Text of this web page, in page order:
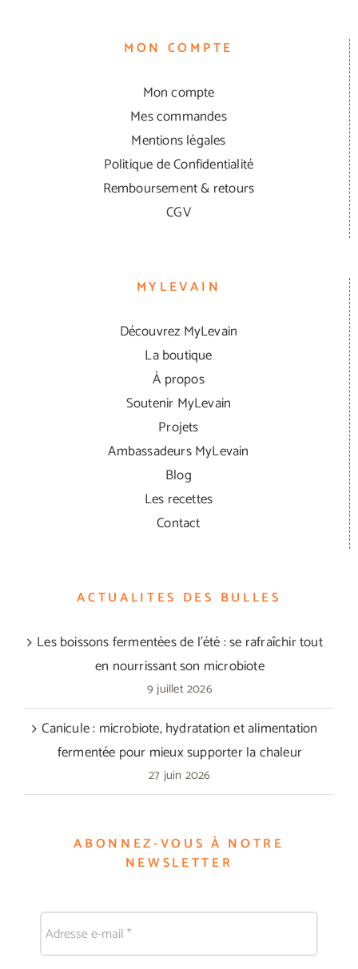
MON COMPTE
Mon compte
Mes commandes
Mentions légales
Politique de Confidentialité
Remboursement & retours
CGV
MYLEVAIN
Découvrez MyLevain
La boutique
À propos
Soutenir MyLevain
Projets
Ambassadeurs MyLevain
Blog
Les recettes
Contact
ACTUALITES DES BULLES
Les boissons fermentées de l’été : se rafraîchir tout
en nourrissant son microbiote
9 juillet 2026
Canicule : microbiote, hydratation et alimentation
fermentée pour mieux supporter la chaleur
27 juin 2026
ABONNEZ-VOUS À NOTRE
NEWSLETTER